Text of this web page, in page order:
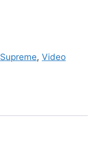
Supreme, Video